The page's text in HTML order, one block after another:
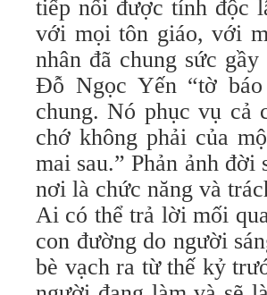
tiếp nối được tính độc
với mọi tôn giáo, với
nhân đã chung sức
Đỗ Ngọc Yến “tờ
chung. Nó phục vụ cả
chớ không phải của
mai sau.” Phản ảnh
nơi là chức năng và
Ai có thể trả lời mối
con đường do người
bè vạch ra từ thế kỷ